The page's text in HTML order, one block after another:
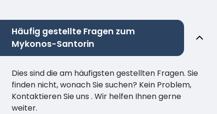
Häufig gestellte Fragen zum
Mykonos-Santorin
Dies sind die am häufigsten gestellten Fragen. Sie
finden nicht, wonach Sie suchen? Kein Problem,
Kontaktieren Sie uns . Wir helfen Ihnen gerne
weiter.